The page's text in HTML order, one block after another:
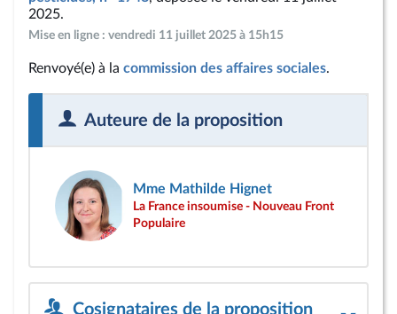
2025.
Mise en ligne : vendredi 11 juillet 2025 à 15h15
Renvoyé(e) à la commission des affaires sociales.
Auteure de la proposition
Mme Mathilde Hignet
La France insoumise - Nouveau Front
Populaire
Cosignataires de la proposition